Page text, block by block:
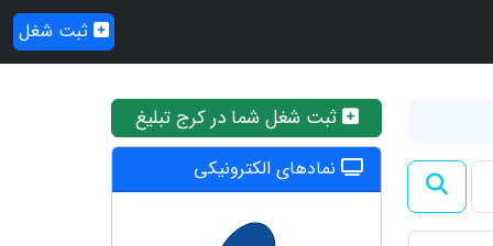
ثبت شغل
ثبت شغل شما در کرج تبلیغ
نمادهای الکترونیکی